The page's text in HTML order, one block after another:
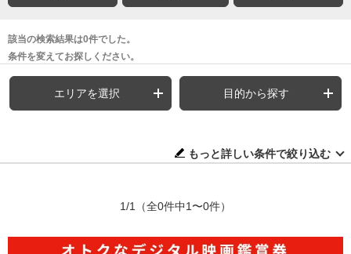
該当の検索結果は0件でした。
条件を変えてお探しください。
エリアを選択 目的から探す
もっと詳しい条件で絞り込む
1/1 （全0件中1〜0件）